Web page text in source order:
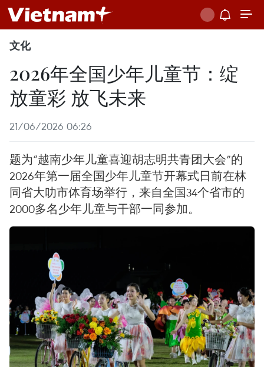
文化
2026年全国少年儿童节：绽
放童彩 放飞未来
21/06/2026 06:26
题为“越南少年儿童喜迎胡志明共青团大会”的
2026年第一届全国少年儿童节开幕式日前在林
同省大叻市体育场举行，来自全国34个省市的
2000多名少年儿童与干部一同参加。